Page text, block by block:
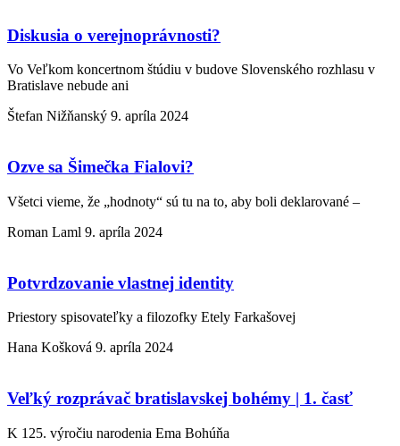
Diskusia o verejnoprávnosti?
Vo Veľkom koncertnom štúdiu v budove Slovenského rozhlasu v
Bratislave nebude ani
Štefan Nižňanský 9. apríla 2024
Ozve sa Šimečka Fialovi?
Všetci vieme, že „hodnoty“ sú tu na to, aby boli deklarované –
Roman Laml 9. apríla 2024
Potvrdzovanie vlastnej identity
Priestory spisovateľky a filozofky Etely Farkašovej
Hana Košková 9. apríla 2024
Veľký rozprávač bratislavskej bohémy | 1. časť
K 125. výročiu narodenia Ema Bohúňa